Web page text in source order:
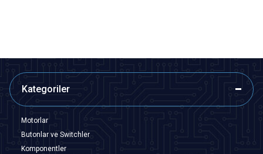
Kategoriler
Motorlar
Butonlar ve Switchler
Komponentler